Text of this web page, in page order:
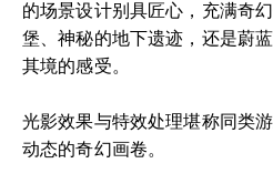
的场景设计别具匠心，充满奇
堡、神秘的地下遗迹，还是蔚
其境的感受。
光影效果与特效处理堪称同类
动态的奇幻画卷。